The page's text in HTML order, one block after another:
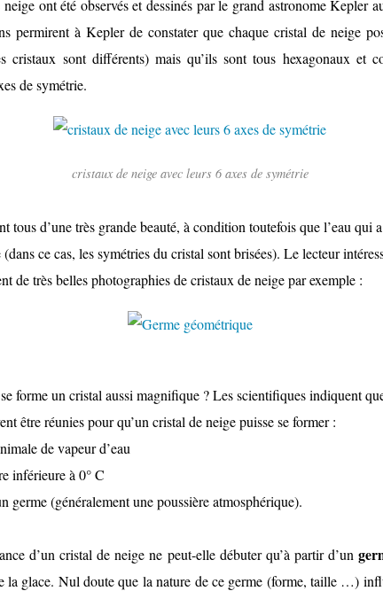
ont été observés et dessinés par le grand astronome Kepler
permirent à Kepler de constater que chaque cristal de neige
cristaux sont différents) mais qu’ils sont tous hexagonaux et
de symétrie.
cristaux de neige avec leurs 6 axes de symétrie
tous d’une très grande beauté, à condition toutefois que l’eau qui
ce cas, les symétries du cristal sont brisées). Le lecteur
de très belles photographies de cristaux de neige par exemple :
forme un cristal aussi magnifique ? Les scientifiques indiquent
être réunies pour qu’un cristal de neige puisse se former :
de vapeur d’eau
inférieure à 0° C
germe (généralement une poussière atmosphérique).
d’un cristal de neige ne peut-elle débuter qu’à partir d’un
la glace. Nul doute que la nature de ce germe (forme, taille …)